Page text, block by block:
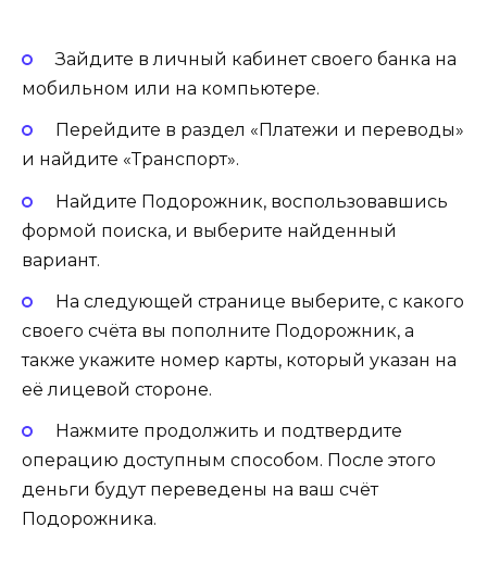
Зайдите в личный кабинет своего банка на
мобильном или на компьютере.
Перейдите в раздел «Платежи и переводы»
и найдите «Транспорт».
Найдите Подорожник, воспользовавшись
формой поиска, и выберите найденный
вариант.
На следующей странице выберите, с какого
своего счёта вы пополните Подорожник, а
также укажите номер карты, который указан на
её лицевой стороне.
Нажмите продолжить и подтвердите
операцию доступным способом. После этого
деньги будут переведены на ваш счёт
Подорожника.